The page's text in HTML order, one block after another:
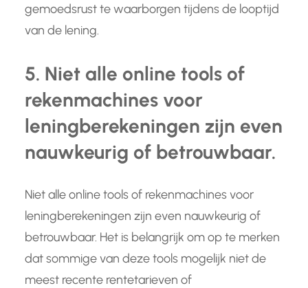
gemoedsrust te waarborgen tijdens de looptijd
van de lening.
5. Niet alle online tools of
rekenmachines voor
leningberekeningen zijn even
nauwkeurig of betrouwbaar.
Niet alle online tools of rekenmachines voor
leningberekeningen zijn even nauwkeurig of
betrouwbaar. Het is belangrijk om op te merken
dat sommige van deze tools mogelijk niet de
meest recente rentetarieven of